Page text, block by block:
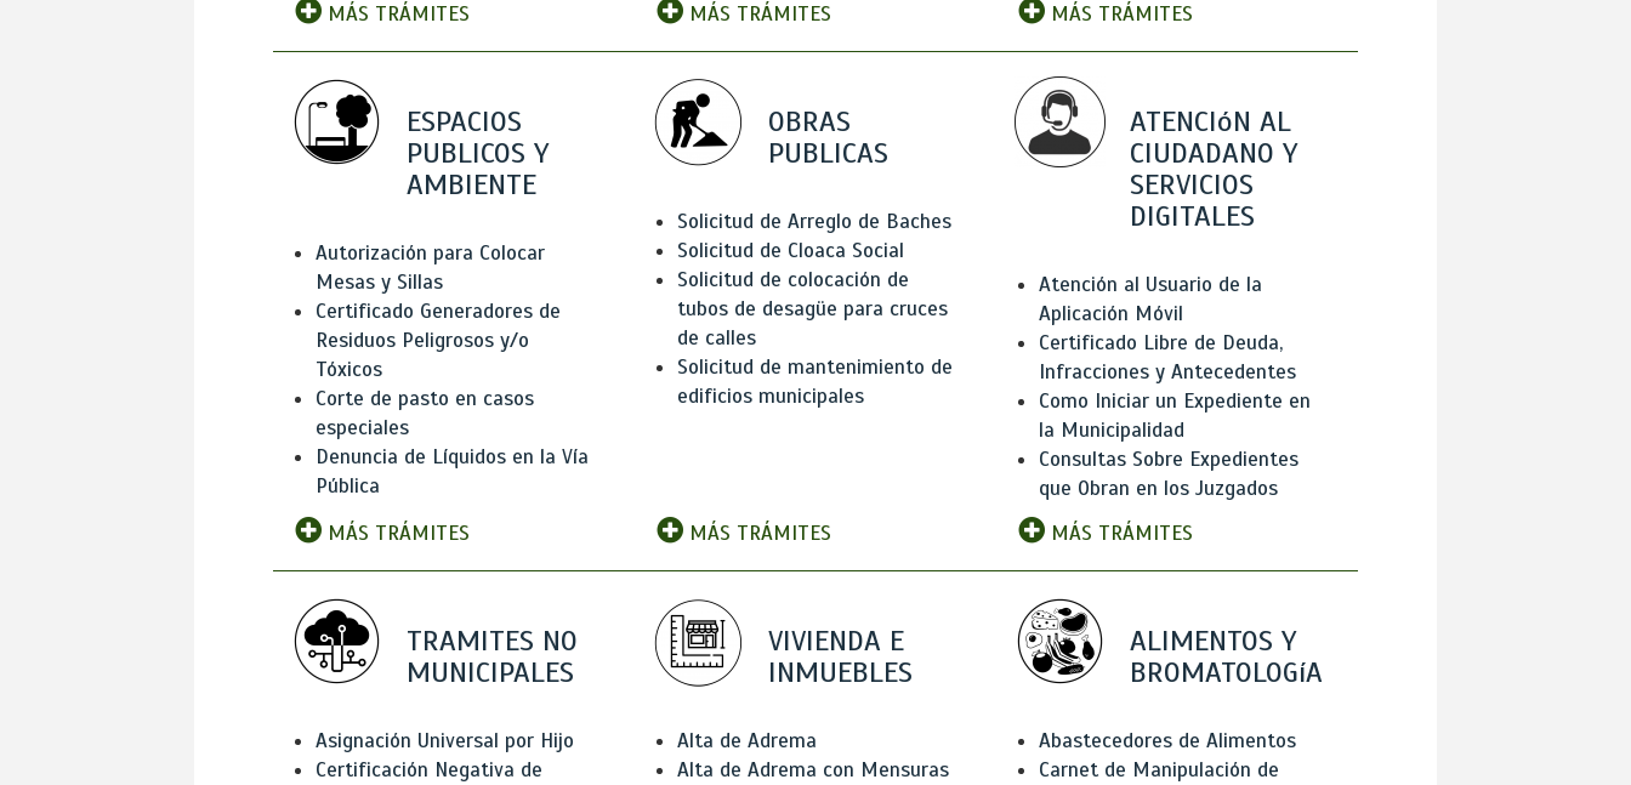
MÁS TRÁMITES
MÁS TRÁMITES MÁS TRÁMITES
ESPACIOS
PUBLICOS Y
AMBIENTE
Autorización para Colocar
Mesas y Sillas
Certificado Generadores de
Residuos Peligrosos y/o
Tóxicos
Corte de pasto en casos
especiales
Denuncia de Líquidos en la Vía
Pública
MÁS TRÁMITES
OBRAS
PUBLICAS
Solicitud de Arreglo de Baches
Solicitud de Cloaca Social
Solicitud de colocación de
tubos de desagüe para cruces
de calles
Solicitud de mantenimiento de
edificios municipales
MÁS TRÁMITES
ATENCIóN AL
CIUDADANO Y
SERVICIOS
DIGITALES
Atención al Usuario de la
Aplicación Móvil
Certificado Libre de Deuda,
Infracciones y Antecedentes
Como Iniciar un Expediente en
la Municipalidad
Consultas Sobre Expedientes
que Obran en los Juzgados
MÁS TRÁMITES
TRAMITES NO
MUNICIPALES
Asignación Universal por Hijo
Certificación Negativa de
VIVIENDA E
INMUEBLES
Alta de Adrema
Alta de Adrema con Mensuras
ALIMENTOS Y
BROMATOLOGíA
Abastecedores de Alimentos
Carnet de Manipulación de